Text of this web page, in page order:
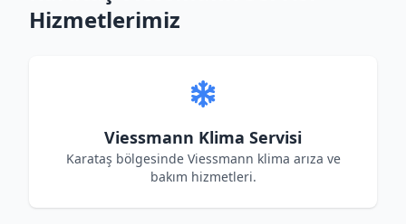
Hizmetlerimiz
Viessmann Klima Servisi
Karataş bölgesinde Viessmann klima arıza ve
bakım hizmetleri.